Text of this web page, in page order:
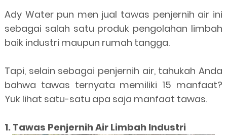
Ady Water pun men jual tawas penjernih air ini
sebagai salah satu produk pengolahan limbah
baik industri maupun rumah tangga.
Tapi, selain sebagai penjernih air, tahukah Anda
bahwa tawas ternyata memiliki 15 manfaat?
Yuk lihat satu-satu apa saja manfaat tawas.
1. Tawas Penjernih Air Limbah Industri